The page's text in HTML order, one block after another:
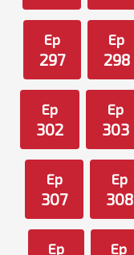
Ep
297
Ep
298
Ep
302
Ep
303
Ep
307
Ep
308
Ep Ep